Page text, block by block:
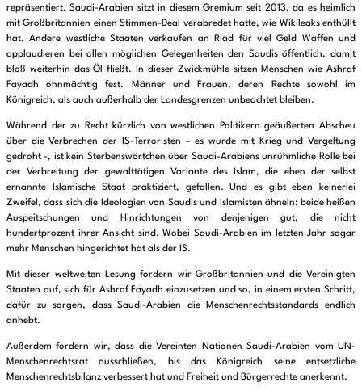
repräsentiert. Saudi-Arabien sitzt in diesem Gremium seit 2013, da es heimlich
mit Großbritannien einen Stimmen-Deal verabredet hatte, wie Wikileaks enthüllt
hat. Andere westliche Staaten verkaufen an Riad für viel Geld Waffen und
applaudieren bei allen möglichen Gelegenheiten den Saudis öffentlich, damit
bloß weiterhin das Öl fließt. In dieser Zwickmühle sitzen Menschen wie Ashraf
Fayadh ohnmächtig fest. Männer und Frauen, deren Rechte sowohl im
Königreich, als auch außerhalb der Landesgrenzen unbeachtet bleiben.
Während der zu Recht kürzlich von westlichen Politikern geäußerten Abscheu
über die Verbrechen der IS-Terroristen – es wurde mit Krieg und Vergeltung
gedroht -, ist kein Sterbenswörtchen über Saudi-Arabiens unrühmliche Rolle bei
der Verbreitung der gewalttätigen Variante des Islam, die eben der selbst
ernannte Islamische Staat praktiziert, gefallen. Und es gibt eben keinerlei
Zweifel, dass sich die Ideologien von Saudis und Islamisten ähneln: beide heißen
Auspeitschungen und Hinrichtungen von denjenigen gut, die nicht
hundertprozent ihrer Ansicht sind. Wobei Saudi-Arabien im letzten Jahr sogar
mehr Menschen hingerichtet hat als der IS.
Mit dieser weltweiten Lesung fordern wir Großbritannien und die Vereinigten
Staaten auf, sich für Ashraf Fayadh einzusetzen und so, in einem ersten Schritt,
dafür zu sorgen, dass Saudi-Arabien die Menschenrechtsstandards endlich
anhebt.
Außerdem fordern wir, dass die Vereinten Nationen Saudi-Arabien vom UN-
Menschenrechtsrat ausschließen, bis das Königreich seine entsetzliche
Menschenrechtsbilanz verbessert hat und Freiheit und Bürgerrechte anerkennt.